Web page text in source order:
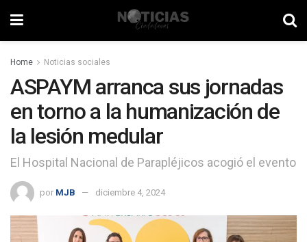
Home Noticias sociales
ASPAYM arranca sus jornadas
en torno a la humanización de
la lesión medular
El Hospital Nacional de Parapléjicos acogió el evento
por MJB diciembre 4, 2024